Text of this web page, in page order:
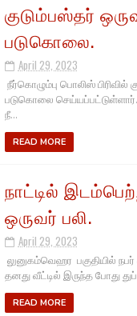
குடும்பஸ்தர்
படுகொலை.
April 29, 2023
நீர்கொழும்பு பொலிஸ் பிரிவில்
படுகொலை
நீ...
READ MORE
நாட்டில்
ஒருவர் பலி.
April 29, 2023
லுனுகம்வெஹர பகுதியில்
தனது வீட்டில் இருந்த போது
READ MORE